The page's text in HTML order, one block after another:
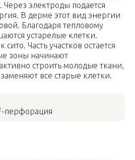
электроды подается
В дерме этот вид энергии
Благодаря тепловому
устарелые клетки.
сито. Часть участков остается
зоны начинают
строить молодые ткани,
все старые клетки.
перфорация